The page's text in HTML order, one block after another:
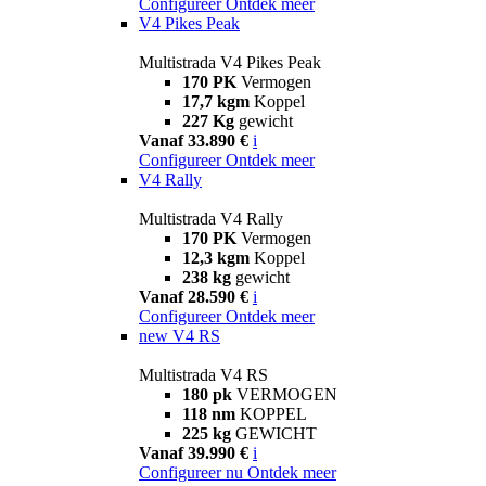
V4 Pikes Peak
Multistrada V4 Pikes Peak
170 PK Vermogen
17,7 kgm Koppel
227 Kg gewicht
Vanaf 33.890 € i
Configureer Ontdek meer
V4 Rally
Multistrada V4 Rally
170 PK Vermogen
12,3 kgm Koppel
238 kg gewicht
Vanaf 28.590 € i
Configureer Ontdek meer
new V4 RS
Multistrada V4 RS
180 pk VERMOGEN
118 nm KOPPEL
225 kg GEWICHT
Vanaf 39.990 € i
Configureer nu Ontdek meer